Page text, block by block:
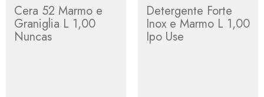
Cera 52 Marmo e
Graniglia L 1,00
Nuncas
Detergente Forte
Inox e Marmo L 1,00
Ipo Use